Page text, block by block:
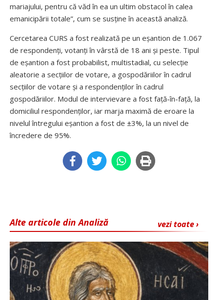
mariajului, pentru că văd în ea un ultim obstacol în calea
emanicipării totale”, cum se susține în această analiză.
Cercetarea CURS a fost realizată pe un eșantion de 1.067
de respondenți, votanți în vârstă de 18 ani și peste. Tipul
de eșantion a fost probabilist, multistadial, cu selecție
aleatorie a secțiilor de votare, a gospodăriilor în cadrul
secțiilor de votare și a respon­denților în cadrul
gospodăriilor. Modul de intervievare a fost față-în-față, la
domiciliul responden­ților, iar marja maximă de eroare la
nivelul întregului eșantion a fost de ±3%, la un nivel de
încredere de 95%.
vezi toate ›
Alte articole din Analiză